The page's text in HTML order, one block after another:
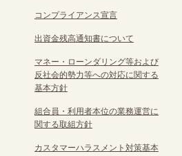
コンプライアンス宣言
出資金残高通知書について
マネー・ローンダリング等および
反社会的勢力等への対応に関する
基本方針
組合員・利用者本位の業務運営に
関する取組方針
カスタマーハラスメント対策基本